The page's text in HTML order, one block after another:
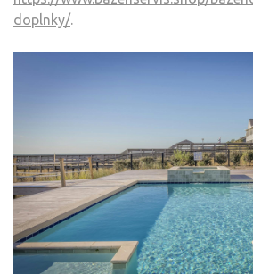
doplnky/.